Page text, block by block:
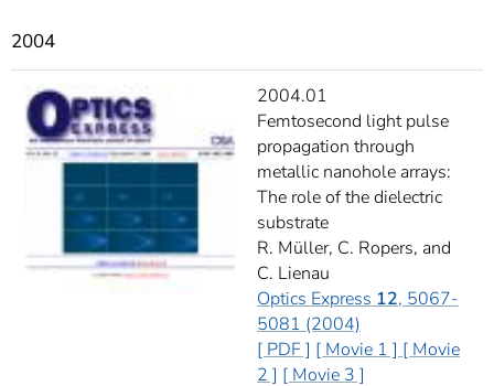
Barrierefreiheit
2004
2004.01
Femtosecond light pulse
propagation through
metallic nanohole arrays:
The role of the dielectric
substrate
R. Müller, C. Ropers, and
C. Lienau
Optics Express 12, 5067-
5081 (2004)
[ PDF ] [ Movie 1 ] [ Movie
2 ] [ Movie 3 ]